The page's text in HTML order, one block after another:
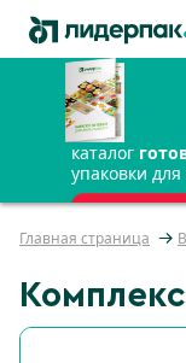
каталог
упаковки
ПОЛУЧИТЬ
Главная страница